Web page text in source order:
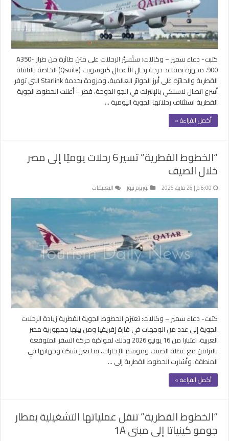
مغلقة
كتبت- دعاء سمير – وكالات: ستُسيَّر الرحلات على متن طائرة من طراز A350-
900، مجهزة بمقاعد درجة رجال الأعمال كيوسويت (Qsuite) الخاصة بالناقلة
القطرية والحائزة على أبرز الجوائز العالمية، ومزودة بخدمة Starlink التي توفر
أسرع اتصال لاسلكي بالإنترنت في الجو الدوحة، قطر – أعلنت الخطوط الجوية
القطرية استئناف رحلاتها الجوية اليومية …
أكمل القراءة »
“الخطوط القطرية” تسير 6 رحلات يوميًا إلى مصر
خلال الصيف
6:00 م | 26 مايو، 2026 توريزم نيوز التعليقات
“الخطوط
القطرية”
تسير
رحلات
يوميًا
إلى
مصر
خلال
الصيف
مغلقة
كتبت- دعاء سمير – وكالات: تعتزم الخطوط الجوية القطرية زيادة الرحلات
الجوية إلى عدد من الوجهات في قارة إفريقيا ومن بينها جمهورية مصر
العربية، اعتبارا من 16 يونيو 2026 وذلك لمواكبة حركة السفر المتوقعة
بالتزامن مع عطلة الصيف وموسم الإجازات، بما يعزز شبكة وجهاتها في
المنطقة. وأشارت الخطوط القطرية إلى …
أكمل القراءة »
“الخطوط القطرية” تنقل عملياتها التشغيلية بمطار
جومو كينياتا إلى مبنى 1A